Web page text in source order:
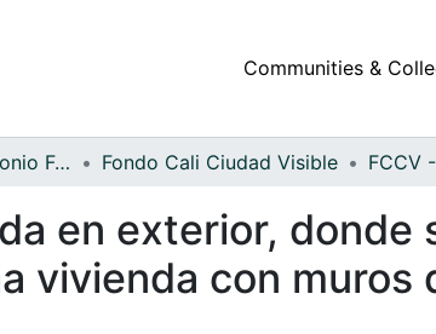
Communities &
Archivo del Patrimonio Fotográfico y Fílmico del Valle del Cauca Fondo Cali Ciudad Visible
en exterior, donde
vivienda con muros